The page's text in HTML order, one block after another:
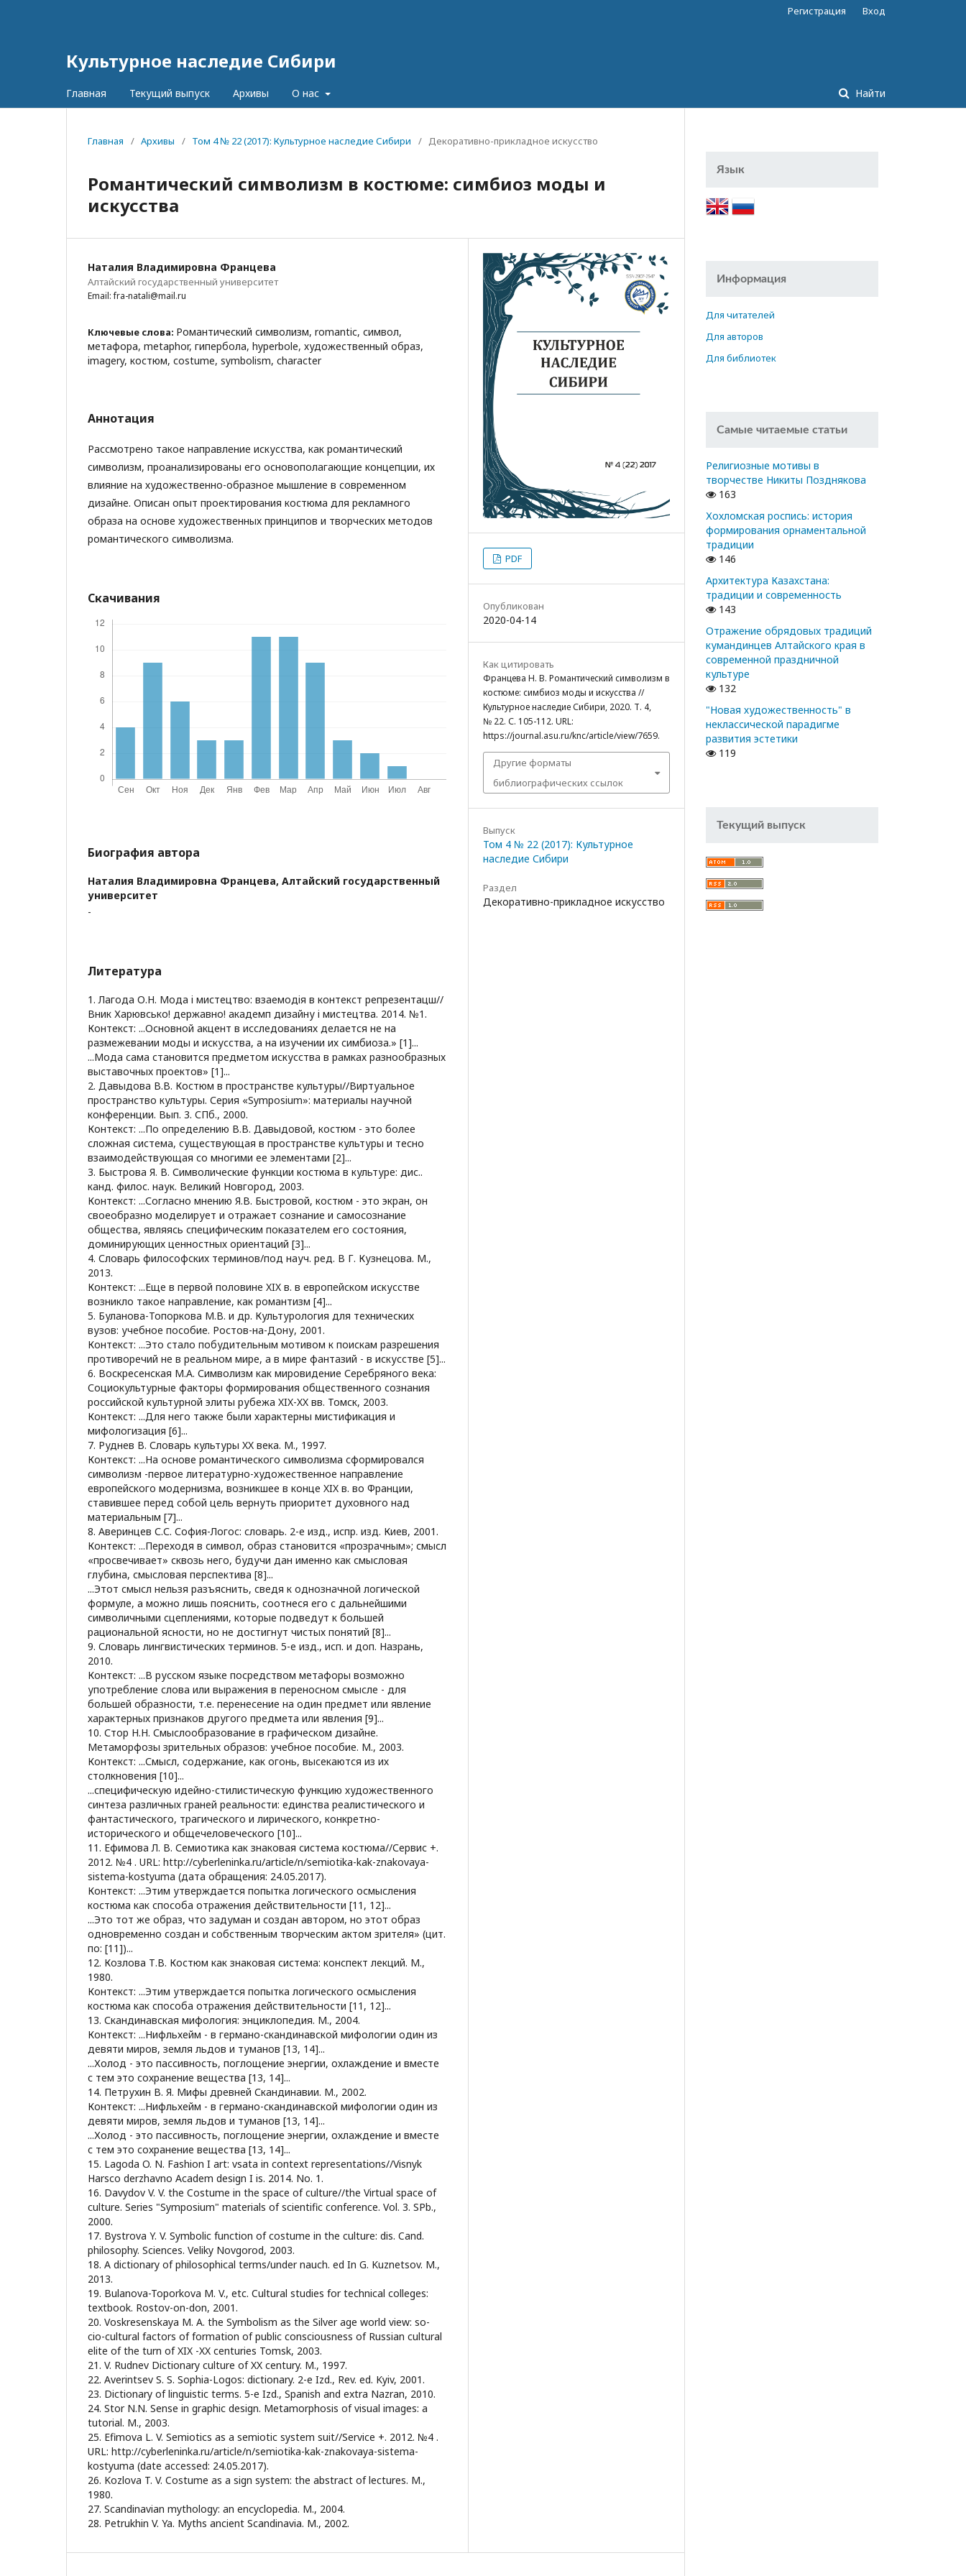
Культурное наследие Сибири
Главная Текущий выпуск Архивы О нас Найти
Регистрация Вход
Главная / Архивы / Том 4 № 22 (2017): Культурное наследие Сибири / Декоративно-прикладное искусство
Романтический символизм в костюме: симбиоз моды и
искусства
Наталия Владимировна Францева
Алтайский государственный университет
Email: fra-natali@mail.ru
Ключевые слова: Романтический символизм, romantic, символ,
метафора, metaphor, гипербола, hyperbole, художественный образ,
imagery, костюм, costume, symbolism, character
Аннотация
Рассмотрено такое направление искусства, как романтический
символизм, проанализированы его основополагающие концепции, их
влияние на художественно-образное мышление в современном
дизайне. Описан опыт проектирования костюма для рекламного
образа на основе художественных принципов и творческих методов
романтического символизма.
Скачивания
Биография автора
Наталия Владимировна Францева, Алтайский государственный
университет
-
Литература
1. Лагода О.Н. Мода i мистецтво: взаeмодiя в контекст репрезентацш//
Вник Харювсько! державно! академп дизайну i мистецтва. 2014. №1.
Контекст: ...Основной акцент в исследованиях делается не на
размежевании моды и искусства, а на изучении их симбиоза.» [1]...
...Мода сама становится предметом искусства в рамках разнообразных
выставочных проектов» [1]...
2. Давыдова В.В. Костюм в пространстве культуры//Виртуальное
пространство культуры. Серия «Symposium»: материалы научной
конференции. Вып. 3. СПб., 2000.
Контекст: ...По определению В.В. Давыдовой, костюм - это более
сложная система, существующая в пространстве культуры и тесно
взаимодействующая со многими ее элементами [2]...
3. Быстрова Я. В. Символические функции костюма в культуре: дис..
канд. филос. наук. Великий Новгород, 2003.
Контекст: ...Согласно мнению Я.В. Быстровой, костюм - это экран, он
своеобразно моделирует и отражает сознание и самосознание
общества, являясь специфическим показателем его состояния,
доминирующих ценностных ориентаций [3]...
4. Словарь философских терминов/под науч. ред. В Г. Кузнецова. М.,
2013.
Контекст: ...Еще в первой половине XIX в. в европейском искусстве
возникло такое направление, как романтизм [4]...
5. Буланова-Топоркова М.В. и др. Культурология для технических
вузов: учебное пособие. Ростов-на-Дону, 2001.
Контекст: ...Это стало побудительным мотивом к поискам разрешения
противоречий не в реальном мире, а в мире фантазий - в искусстве [5]...
6. Воскресенская М.А. Символизм как мировидение Серебряного века:
Социокультурные факторы формирования общественного сознания
российской культурной элиты рубежа XIX-XX вв. Томск, 2003.
Контекст: ...Для него также были характерны мистификация и
мифологизация [6]...
7. Руднев В. Словарь культуры XX века. М., 1997.
Контекст: ...На основе романтического символизма сформировался
символизм -первое литературно-художественное направление
европейского модернизма, возникшее в конце XIX в. во Франции,
ставившее перед собой цель вернуть приоритет духовного над
материальным [7]...
8. Аверинцев С.С. София-Логос: словарь. 2-е изд., испр. изд. Киев, 2001.
Контекст: ...Переходя в символ, образ становится «прозрачным»; смысл
«просвечивает» сквозь него, будучи дан именно как смысловая
глубина, смысловая перспектива [8]...
...Этот смысл нельзя разъяснить, сведя к однозначной логической
формуле, а можно лишь пояснить, соотнеся его с дальнейшими
символичными сцеплениями, которые подведут к большей
рациональной ясности, но не достигнут чистых понятий [8]...
9. Словарь лингвистических терминов. 5-е изд., исп. и доп. Назрань,
2010.
Контекст: ...В русском языке посредством метафоры возможно
употребление слова или выражения в переносном смысле - для
большей образности, т.е. перенесение на один предмет или явление
характерных признаков другого предмета или явления [9]...
10. Стор Н.Н. Смыслообразование в графическом дизайне.
Метаморфозы зрительных образов: учебное пособие. М., 2003.
Контекст: ...Смысл, содержание, как огонь, высекаются из их
столкновения [10]...
...специфическую идейно-стилистическую функцию художественного
синтеза различных граней реальности: единства реалистического и
фантастического, трагического и лирического, конкретно-
исторического и общечеловеческого [10]...
11. Ефимова Л. В. Семиотика как знаковая система костюма//Сервис +.
2012. №4 . URL: http://cyberleninka.ru/article/n/semiotika-kak-znakovaya-
sistema-kostyuma (дата обращения: 24.05.2017).
Контекст: ...Этим утверждается попытка логического осмысления
костюма как способа отражения действительности [11, 12]...
...Это тот же образ, что задуман и создан автором, но этот образ
одновременно создан и собственным творческим актом зрителя» (цит.
по: [11])...
12. Козлова Т.В. Костюм как знаковая система: конспект лекций. М.,
1980.
Контекст: ...Этим утверждается попытка логического осмысления
костюма как способа отражения действительности [11, 12]...
13. Скандинавская мифология: энциклопедия. М., 2004.
Контекст: ...Нифльхейм - в германо-скандинавской мифологии один из
девяти миров, земля льдов и туманов [13, 14]...
...Холод - это пассивность, поглощение энергии, охлаждение и вместе
с тем это сохранение вещества [13, 14]...
14. Петрухин В. Я. Мифы древней Скандинавии. М., 2002.
Контекст: ...Нифльхейм - в германо-скандинавской мифологии один из
девяти миров, земля льдов и туманов [13, 14]...
...Холод - это пассивность, поглощение энергии, охлаждение и вместе
с тем это сохранение вещества [13, 14]...
15. Lagoda O. N. Fashion I art: vsata in context representations//Visnyk
Harsco derzhavno Academ design I is. 2014. No. 1.
16. Davydov V. V. the Costume in the space of culture//the Virtual space of
culture. Series "Symposium" materials of scientific conference. Vol. 3. SPb.,
2000.
17. Bystrova Y. V. Symbolic function of costume in the culture: dis. Cand.
philosophy. Sciences. Veliky Novgorod, 2003.
18. A dictionary of philosophical terms/under nauch. ed In G. Kuznetsov. M.,
2013.
19. Bulanova-Toporkova M. V., etc. Cultural studies for technical colleges:
textbook. Rostov-on-don, 2001.
20. Voskresenskaya M. A. the Symbolism as the Silver age world view: so-
cio-cultural factors of formation of public consciousness of Russian cultural
elite of the turn of XIX -XX centuries Tomsk, 2003.
21. V. Rudnev Dictionary culture of XX century. M., 1997.
22. Averintsev S. S. Sophia-Logos: dictionary. 2-e Izd., Rev. ed. Kyiv, 2001.
23. Dictionary of linguistic terms. 5-e Izd., Spanish and extra Nazran, 2010.
24. Stor N.N. Sense in graphic design. Metamorphosis of visual images: a
tutorial. M., 2003.
25. Efimova L. V. Semiotics as a semiotic system suit//Service +. 2012. №4 .
URL: http://cyberleninka.ru/article/n/semiotika-kak-znakovaya-sistema-
kostyuma (date accessed: 24.05.2017).
26. Kozlova T. V. Costume as a sign system: the abstract of lectures. M.,
1980.
27. Scandinavian mythology: an encyclopedia. M., 2004.
28. Petrukhin V. Ya. Myths ancient Scandinavia. M., 2002.
PDF
Опубликован
2020-04-14
Как цитировать
Францева Н. В. Романтический символизм в
костюме: симбиоз моды и искусства //
Культурное наследие Сибири, 2020. Т. 4,
№ 22. С. 105-112. URL:
https://journal.asu.ru/knc/article/view/7659.
Другие форматы
библиографических ссылок
Выпуск
Том 4 № 22 (2017): Культурное
наследие Сибири
Раздел
Декоративно-прикладное искусство
Язык
Информация
Для читателей
Для авторов
Для библиотек
Самые читаемые статьи
Религиозные мотивы в
творчестве Никиты Позднякова
163
Хохломская роспись: история
формирования орнаментальной
традиции
146
Архитектура Казахстана:
традиции и современность
143
Отражение обрядовых традиций
кумандинцев Алтайского края в
современной праздничной
культуре
132
"Новая художественность" в
неклассической парадигме
развития эстетики
119
Текущий выпуск